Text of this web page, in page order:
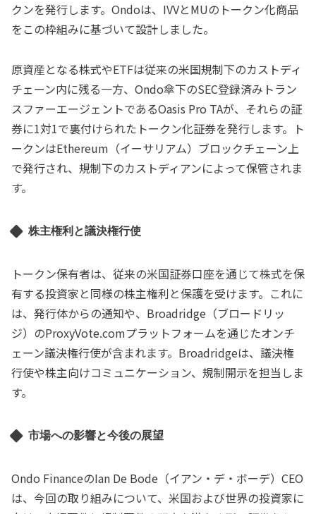
クンを発行します。Ondoは、IVVとMUのトークン化商品
をこの枠組みに基づいて設計しました。
原資産となる株式やETFは従来の米国規制下のカストディ
チェーン内に残る一方、Ondo傘下のSEC登録済みトラン
スファーエージェントであるOasis Pro TAが、それらの証
券に1対1で裏付けられたトークン化証券を発行します。ト
ークンはEthereum（イーサリアム）ブロックチェーン上
で発行され、規制下のカストディアンによって保管されま
す。
株主権利と議決権行使
トークン保有者は、従来の米国証券口座を通じて株式を保
有する投資家と同様の株主権利と保護を受けます。これに
は、発行体からの通知や、Broadridge（ブロードリッ
ジ）のProxyVote.comプラットフォームを通じたオンチ
ェーン議決権行使が含まれます。Broadridgeは、議決権
行使や株主向けコミュニケーション、規制開示を担当しま
す。
市場への影響と今後の展望
Ondo FinanceのIan De Bode（イアン・デ・ボーデ）CEO
は、今回の取り組みについて、米国および世界の投資家に